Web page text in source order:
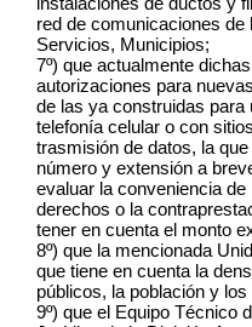
red de comunicaciones
Servicios, Municipios;
7º) que actualmente
autorizaciones para
de las ya construidas para
telefonía celular o con
trasmisión de datos, la
número y extensión a
evaluar la conveniencia
derechos o la
tener en cuenta el monto
8º) que la mencionada
que tiene en cuenta la
públicos, la población y
9º) que el Equipo Técnico